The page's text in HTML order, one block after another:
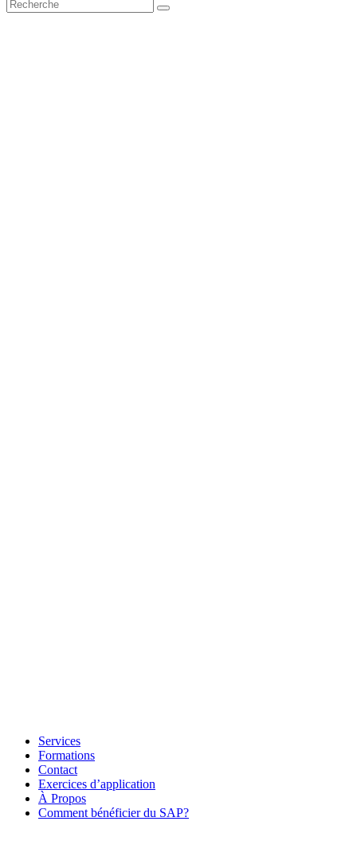
Services
Formations
Contact
Exercices d’application
À Propos
Comment bénéficier du SAP?